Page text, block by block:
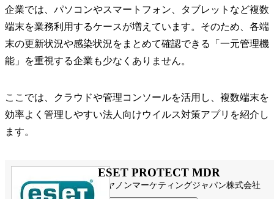
企業では、パソコンやスマートフォン、タブレットなど複数
端末を業務利用するケースが増えています。そのため、各端
末の更新状況や感染状況をまとめて確認できる「一元管理機
能」を重視する企業も少なくありません。
ここでは、クラウドや管理コンソールを活用し、複数端末を
効率よく管理しやすい法人向けウイルス対策アプリを紹介し
ます。
ESET PROTECT MDR
キヤノンマーケティングジャパン株式会社